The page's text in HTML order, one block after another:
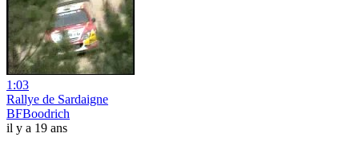
1:03
Rallye de Sardaigne
BFBoodrich
il y a 19 ans